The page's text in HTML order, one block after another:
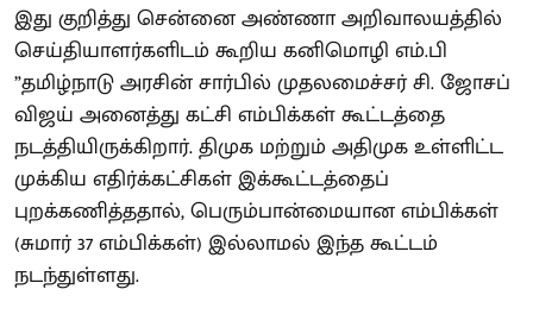
இது குறித்து சென்னை அண்ணா அறிவாலயத்தில்
செய்தியாளர்களிடம் கூறிய கனிமொழி எம்.பி
”தமிழ்நாடு அரசின் சார்பில் முதலமைச்சர் சி. ஜோசப்
விஜய் அனைத்து கட்சி எம்பிக்கள் கூட்டத்தை
நடத்தியிருக்கிறார். திமுக மற்றும் அதிமுக உள்ளிட்ட
முக்கிய எதிர்க்கட்சிகள் இக்கூட்டத்தைப்
புறக்கணித்ததால், பெரும்பான்மையான எம்பிக்கள்
(சுமார் 37 எம்பிக்கள்) இல்லாமல் இந்த கூட்டம்
நடந்துள்ளது.